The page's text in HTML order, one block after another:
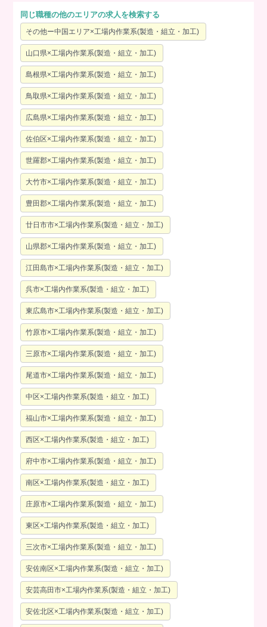
同じ職種の他のエリアの求人を検索する
その他ー中国エリア×工場内作業系(製造・組立・加工)
山口県×工場内作業系(製造・組立・加工)
島根県×工場内作業系(製造・組立・加工)
鳥取県×工場内作業系(製造・組立・加工)
広島県×工場内作業系(製造・組立・加工)
佐伯区×工場内作業系(製造・組立・加工)
世羅郡×工場内作業系(製造・組立・加工)
大竹市×工場内作業系(製造・組立・加工)
豊田郡×工場内作業系(製造・組立・加工)
廿日市市×工場内作業系(製造・組立・加工)
山県郡×工場内作業系(製造・組立・加工)
江田島市×工場内作業系(製造・組立・加工)
呉市×工場内作業系(製造・組立・加工)
東広島市×工場内作業系(製造・組立・加工)
竹原市×工場内作業系(製造・組立・加工)
三原市×工場内作業系(製造・組立・加工)
尾道市×工場内作業系(製造・組立・加工)
中区×工場内作業系(製造・組立・加工)
福山市×工場内作業系(製造・組立・加工)
西区×工場内作業系(製造・組立・加工)
府中市×工場内作業系(製造・組立・加工)
南区×工場内作業系(製造・組立・加工)
庄原市×工場内作業系(製造・組立・加工)
東区×工場内作業系(製造・組立・加工)
三次市×工場内作業系(製造・組立・加工)
安佐南区×工場内作業系(製造・組立・加工)
安芸高田市×工場内作業系(製造・組立・加工)
安佐北区×工場内作業系(製造・組立・加工)